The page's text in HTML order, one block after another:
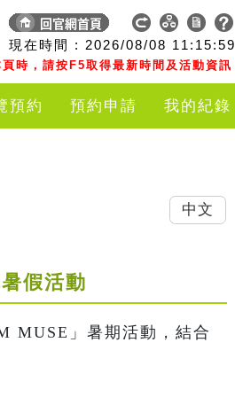
現在時間 : 2026/08/08 11:15:59
時，請按F5取得最新時間及活動資訊
預約 預約申請 我的紀錄
假活動
MUSE」暑期活動，結合